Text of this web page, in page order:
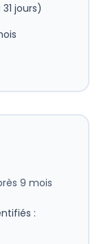
jours)
9 mois
: